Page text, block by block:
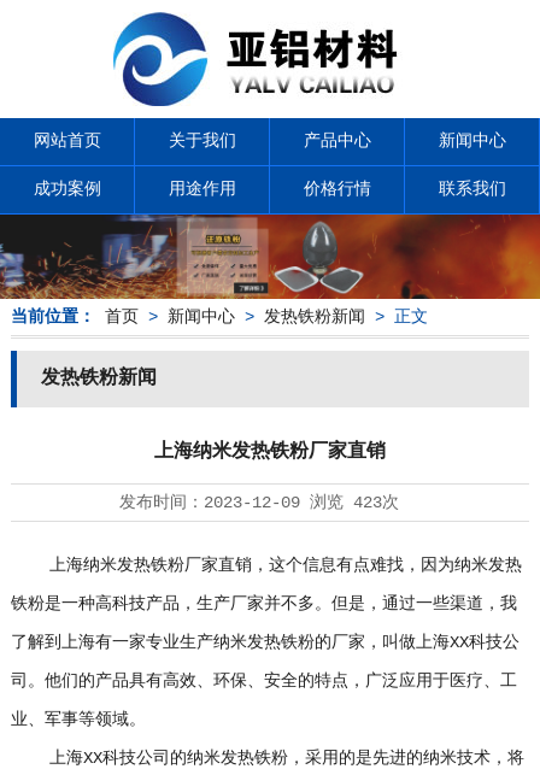
网站首页 关于我们 产品中心 新闻中心
成功案例 用途作用 价格行情 联系我们
当前位置： 首页 > 新闻中心> 发热铁粉新闻 > 正文
发热铁粉新闻
上海纳米发热铁粉厂家直销
发布时间： 2023-12-09浏览 423次
上海纳米发热铁粉厂家直销，这个信息有点难找，因为纳米发热
铁粉是一种高科技产品，生产厂家并不多。但是，通过一些渠道，我
了解到上海有一家专业生产纳米发热铁粉的厂家，叫做上海XX科技公
司。他们的产品具有高效、环保、安全的特点，广泛应用于医疗、工
业、军事等领域。
上海XX科技公司的纳米发热铁粉，采用的是先进的纳米技术，将